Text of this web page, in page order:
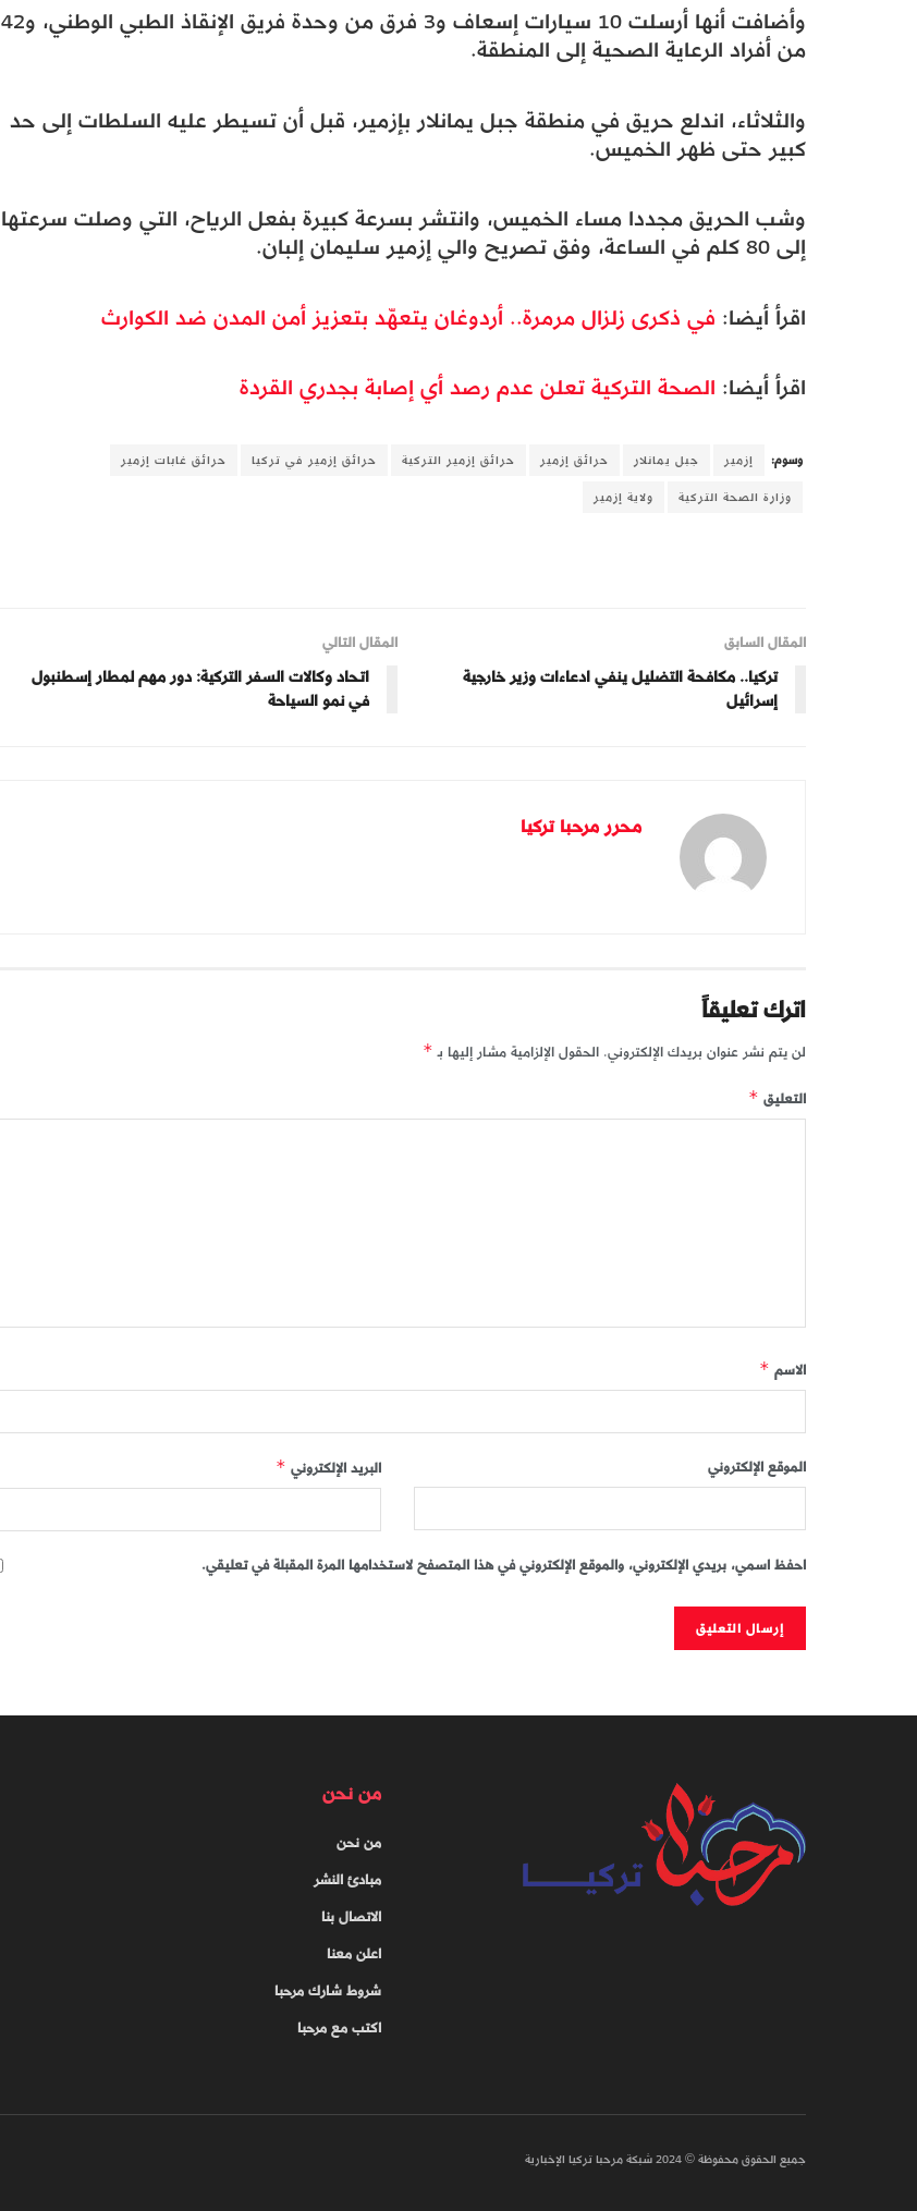
وأضافت أنها أرسلت 10 سيارات إسعاف و3 فرق من وحدة فريق الإنقاذ الطبي الوطني، و42
من أفراد الرعاية الصحية إلى المنطقة.
والثلاثاء، اندلع حريق في منطقة جبل يمانلار بإزمير، قبل أن تسيطر عليه السلطات إلى حد
كبير حتى ظهر الخميس.
وشب الحريق مجددا مساء الخميس، وانتشر بسرعة كبيرة بفعل الرياح، التي وصلت سرعتها
إلى 80 كلم في الساعة، وفق تصريح والي إزمير سليمان إلبان.
اقرأ أيضا: في ذكرى زلزال مرمرة.. أردوغان يتعهّد بتعزيز أمن المدن ضد الكوارث
اقرأ أيضا: الصحة التركية تعلن عدم رصد أي إصابة بجدري القردة
وسوم: إزمير جبل يمانلار حرائق إزمير حرائق إزمير التركية حرائق إزمير في تركيا
حرائق غابات إزمير
وزارة الصحة التركية
ولاية إزمير
المقال السابق
تركيا.. مكافحة التضليل ينفي ادعاءات وزير خارجية
إسرائيل
المقال التالي
اتحاد وكالات السفر التركية: دور مهم لمطار إسطنبول
في نمو السياحة
محرر مرحبا تركيا
اترك تعليقاً
لن يتم نشر عنوان بريدك الإلكتروني. الحقول الإلزامية مشار إليها بـ *
التعليق *
الاسم *
البريد الإلكتروني * الموقع الإلكتروني
احفظ اسمي، بريدي الإلكتروني، والموقع الإلكتروني في هذا المتصفح لاستخدامها المرة المقبلة في تعليقي.
من نحن
من نحن
مبادئ النشر
الاتصال بنا
اعلن معنا
شروط شارك مرحبا
اكتب مع مرحبا
جميع الحقوق محفوظة © 2024 شبكة مرحبا تركيا الإخبارية